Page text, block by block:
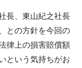
長、東山紀之社長
との方針を今回の
律上の損害賠償額
という気持ちがお